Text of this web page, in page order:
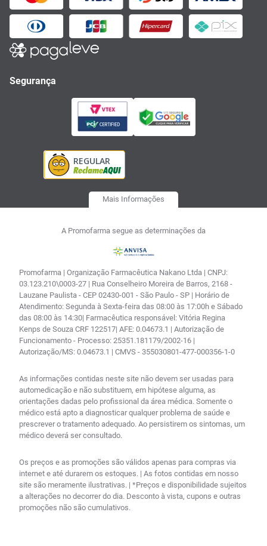
Segurança
Mais Informações
A Promofarma segue as determinações da
Promofarma | Organização Farmacêutica Nakano Ltda | CNPJ:
03.123.210\0003-27 | Rua Conselheiro Moreira de Barros, 2168 -
Lauzane Paulista - CEP 02430-001 - São Paulo - SP | Horário de
Atendimento: Segunda à Sexta-feira das 08:00 às 17:00h e Sábado
das 08:00 às 14:30| Farmacêutica responsável: Vitória Regina
Kenps de Souza CRF 122517| AFE: 0.04673.1 | Autorização de
Funcionamento - Processo: 25351.181179/2002-16 |
Autorização/MS: 0.04673.1 | CMVS - 355030801-477-000356-1-0
As informações contidas neste site não devem ser usadas para
automedicação e não substituem, em hipótese alguma, as
orientações dadas pelo profissional da área médica. Somente o
médico está apto a diagnosticar qualquer problema de saúde e
prescrever o tratamento adequado. Ao persistirem os sintomas, um
médico deverá ser consultado.
Os preços e as promoções são válidos apenas para compras via
internet e até durarem os estoques. | As fotos contidas em nosso
site são meramente ilustrativas. | *Preços e disponibilidade sujeitos
a alterações no decorrer do dia. Desconto à vista, cupons e outras
promoções não são cumulativos.